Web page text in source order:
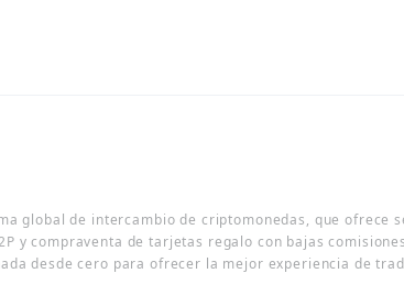
global de intercambio de criptomonedas, que ofrece
y compraventa de tarjetas regalo con bajas
desde cero para ofrecer la mejor experiencia de